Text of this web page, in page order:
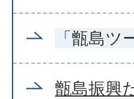
「甑島
甑島振興